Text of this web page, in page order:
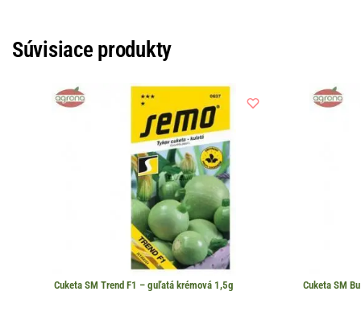
Súvisiace produkty
Cuketa SM Trend F1 – guľatá krémová 1,5g Cuketa SM